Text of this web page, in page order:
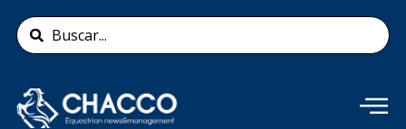
contenido
Search
...
Añade aquí tu texto de
cabecera